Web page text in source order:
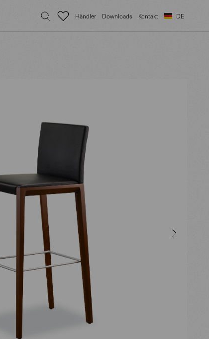
Händler Downloads Kontakt DE